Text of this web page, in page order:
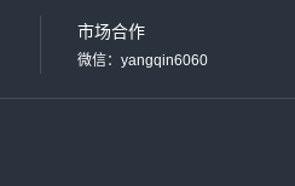
市场合作
微信：yangqin6060